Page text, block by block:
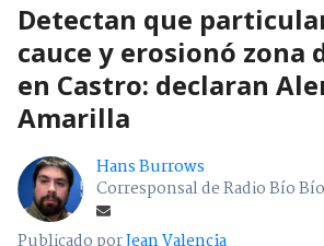
Detectan que
cauce y erosionó zona
en Castro: declaran
Amarilla
Hans Burrows
Corresponsal de Radio Bío